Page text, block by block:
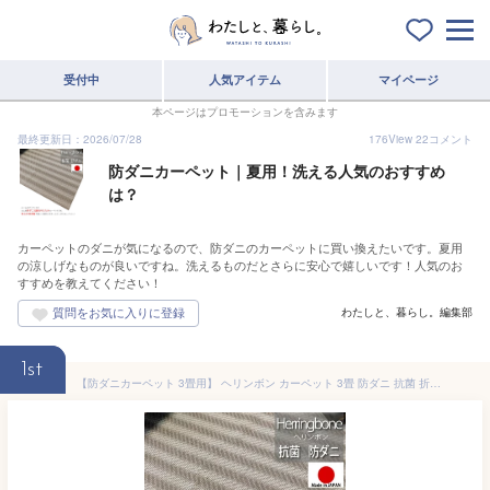
受付中 人気アイテム マイページ
本ページはプロモーションを含みます
最終更新日：2026/07/28
176View 22コメント
防ダニカーペット｜夏用！洗える人気のおすすめ
は？
カーペットのダニが気になるので、防ダニのカーペットに買い換えたいです。夏用
の涼しげなものが良いですね。洗えるものだとさらに安心で嬉しいです！人気のお
すすめを教えてください！
わたしと、暮らし。編集部
1st
【防ダニカーペット 3畳用】 ヘリンボン カーペット 3畳 防ダニ 抗菌 折りたたみカーペット 江戸間3畳 （約176×261cm） 防ダニ 国産 日本製 おしゃれ 抗菌 じゅうたん ラグ 3帖 176×261 絨毯 ホットカーペット対応 折りたたみ